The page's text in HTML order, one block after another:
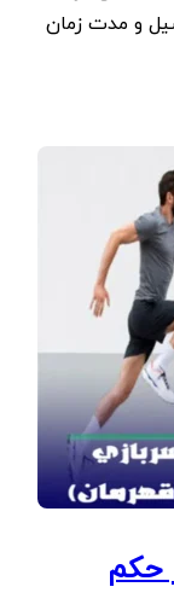
و مدت زمان
حکم